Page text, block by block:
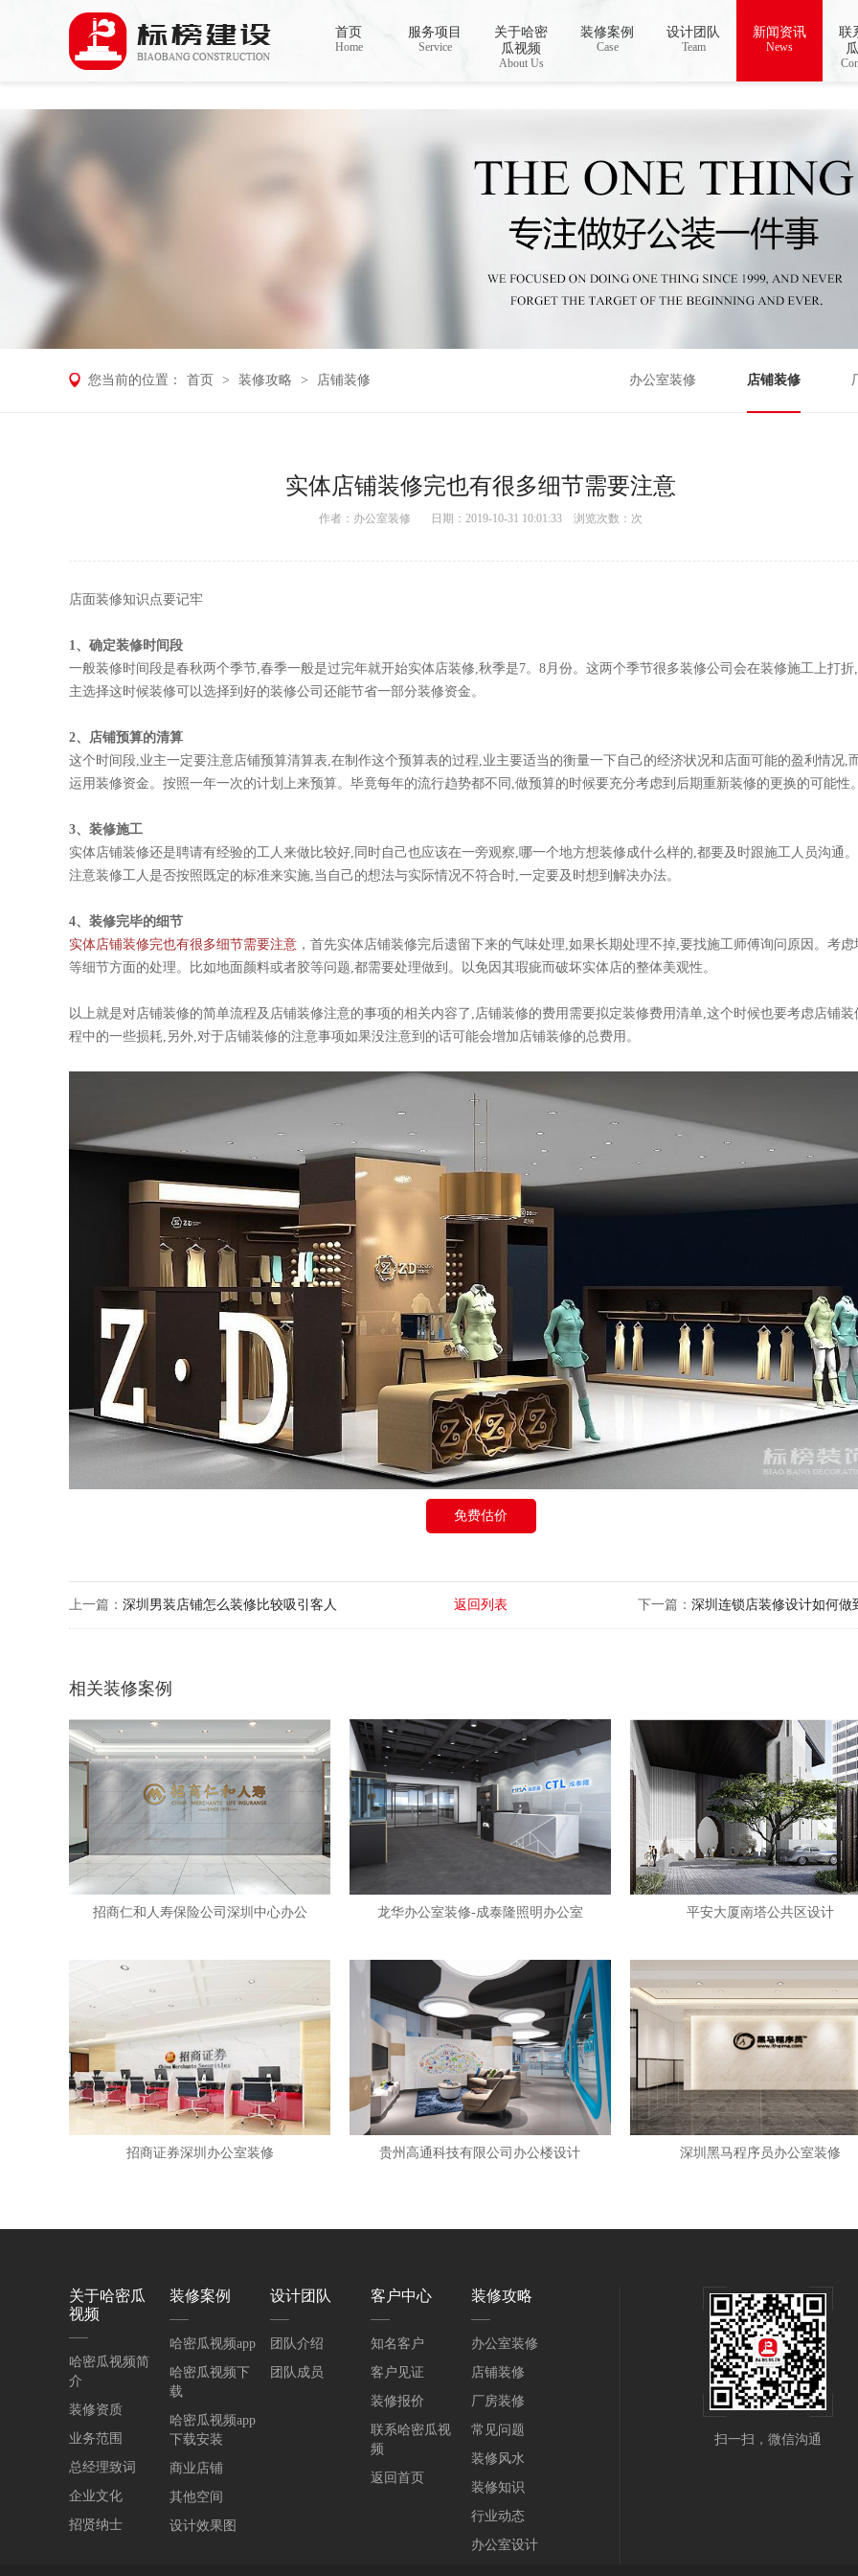
哈密瓜视频,哈密瓜视频app,哈密瓜视频下载,哈密瓜视频app下载安装
首页
Home
服务项目
Service
关于哈密
瓜视频
About Us
装修案例
Case
设计团队
Team
新闻资讯
News
联
您当前的位置： 首页 > 装修攻略 > 店铺装修 办公室装修 店铺装修
实体店铺装修完也有很多细节需要注意
作者： 办公室装修 日期：2019-10-31 10:01:33 浏览次数： 次
店面装修知识点要记牢
1、确定装修时间段
一般装修时间段是春秋两个季节,春季一般是过完年就开始实体店装修,秋季是7。8月份。这两个季节很多装修公司会在装修施工上打
主选择这时候装修可以选择到好的装修公司还能节省一部分装修资金。
2、店铺预算的清算
这个时间段,业主一定要注意店铺预算清算表,在制作这个预算表的过程,业主要适当的衡量一下自己的经济状况和店面可能的盈利情况,
运用装修资金。按照一年一次的计划上来预算。毕竟每年的流行趋势都不同,做预算的时候要充分考虑到后期重新装修的更换的可能性
3、装修施工
实体店铺装修还是聘请有经验的工人来做比较好,同时自己也应该在一旁观察,哪一个地方想装修成什么样的,都要及时跟施工人员沟通
注意装修工人是否按照既定的标准来实施,当自己的想法与实际情况不符合时,一定要及时想到解决办法。
4、装修完毕的细节
实体店铺装修完也有很多细节需要注意 ，首先实体店铺装修完后遗留下来的气味处理,如果长期处理不掉,要找施工师傅询问原因。考
等细节方面的处理。比如地面颜料或者胶等问题,都需要处理做到。以免因其瑕疵而破坏实体店的整体美观性。
以上就是对店铺装修的简单流程及店铺装修注意的事项的相关内容了,店铺装修的费用需要拟定装修费用清单,这个时候也要考虑店铺装
程中的一些损耗,另外,对于店铺装修的注意事项如果没注意到的话可能会增加店铺装修的总费用。
免费估价
上一篇： 深圳男装店铺怎么装修比较吸引客人 下一篇： 深圳连锁店装修设计如何做
返回列表
相关装修案例
招商仁和人寿保险公司深圳中心办公 龙华办公室装修-成泰隆照明办公室 平安大厦南塔公共区设计
招商证券深圳办公室装修 贵州高通科技有限公司办公楼设计 深圳黑马程序员办公室装修
关于哈密瓜
视频
哈密瓜视频简
介
装修资质
业务范围
总经理致词
企业文化
招贤纳士
装修案例
哈密瓜视频app
哈密瓜视频下
载
哈密瓜视频app
下载安装
商业店铺
其他空间
设计效果图
设计团队
团队介绍
团队成员
客户中心
知名客户
客户见证
装修报价
联系哈密瓜视
频
返回首页
装修攻略
办公室装修
店铺装修
厂房装修
常见问题
装修风水
装修知识
行业动态
办公室设计
扫一扫，微信沟通